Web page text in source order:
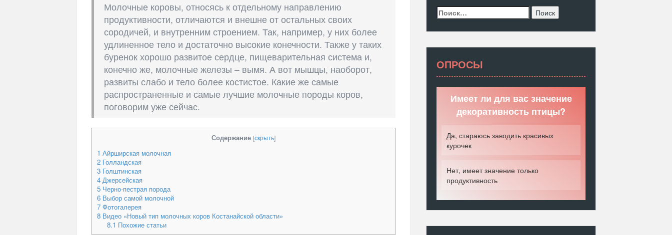
Молочные коровы, относясь к отдельному направлению
продуктивности, отличаются и внешне от остальных своих
сородичей, и внутренним строением. Так, например, у них более
удлиненное тело и достаточно высокие конечности. Также у таких
буренок хорошо развитое сердце, пищеварительная система и,
конечно же, молочные железы – вымя. А вот мышцы, наоборот,
развиты слабо и тело более костистое. Какие же самые
распространенные и самые лучшие молочные породы коров,
поговорим уже сейчас.
Содержание [скрыть]
1 Айрширская молочная
2 Голландская
3 Голштинская
4 Джерсейская
5 Черно-пестрая порода
6 Выбор самой молочной
7 Фотогалерея
8 Видео «Новый тип молочных коров Костанайской области»
8.1 Похожие статьи
Найти:
ОПРОСЫ
Имеет ли для вас значение
декоративность птицы?
Да, стараюсь заводить красивых
курочек
Нет, имеет значение только
продуктивность